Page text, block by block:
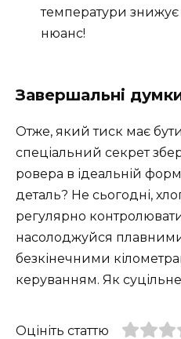
температури
нюанс!
Завершальні
Отже, який тиск має
спеціальний секрет
ровера в ідеальній
деталь? Не сьогодні,
регулярно
насолоджуйся
безкінечними
керуванням. Як
Оцініть статтю